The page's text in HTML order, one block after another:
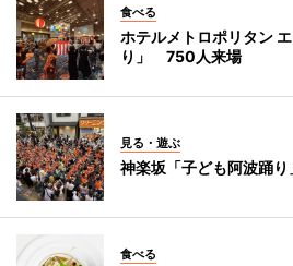
食べる
ホテルメトロポリタン
り」 750人来場
見る・遊ぶ
神楽坂「子ども阿波踊
食べる